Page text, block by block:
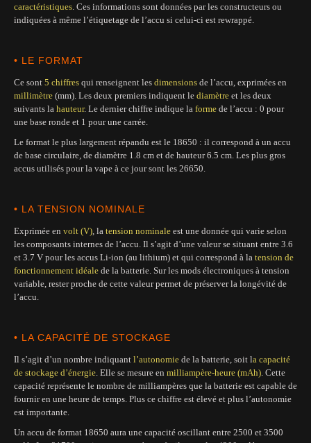
caractéristiques. Ces informations sont données par les constructeurs ou
indiquées à même l’étiquetage de l’accu si celui-ci est rewrappé.
• LE FORMAT
Ce sont 5 chiffres qui renseignent les dimensions de l’accu, exprimées en
millimètre (mm). Les deux premiers indiquent le diamètre et les deux
suivants la hauteur. Le dernier chiffre indique la forme de l’accu : 0 pour
une base ronde et 1 pour une carrée.
Le format le plus largement répandu est le 18650 : il correspond à un accu
de base circulaire, de diamètre 1.8 cm et de hauteur 6.5 cm. Les plus gros
accus utilisés pour la vape à ce jour sont les 26650.
• LA TENSION NOMINALE
Exprimée en volt (V), la tension nominale est une donnée qui varie selon
les composants internes de l’accu. Il s’agit d’une valeur se situant entre 3.6
et 3.7 V pour les accus Li-ion (au lithium) et qui correspond à la tension de
fonctionnement idéale de la batterie. Sur les mods électroniques à tension
variable, rester proche de cette valeur permet de préserver la longévité de
l’accu.
• LA CAPACITÉ DE STOCKAGE
Il s’agit d’un nombre indiquant l’autonomie de la batterie, soit la capacité
de stockage d’énergie. Elle se mesure en milliampère-heure (mAh). Cette
capacité représente le nombre de milliampères que la batterie est capable de
fournir en une heure de temps. Plus ce chiffre est élevé et plus l’autonomie
est importante.
Un accu de format 18650 aura une capacité oscillant entre 2500 et 3500